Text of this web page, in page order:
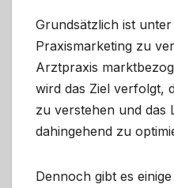
Grundsätzlich ist
Praxismarketing zu
Arztpraxis
wird das Ziel verfolgt,
zu verstehen und das
dahingehend zu
Dennoch gibt es